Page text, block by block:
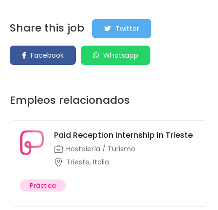
Share this job Twitter
Facebook Whatsapp
Empleos relacionados
Paid Reception Internship in Trieste
Hostelería / Turismo
Trieste, Italia
Práctica